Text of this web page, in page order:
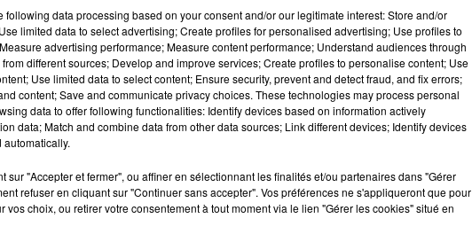
following data processing based on your consent and/or our legitimate interest: Store and/or
limited data to select advertising; Create profiles for personalised advertising; Use profiles to
advertising performance; Measure content performance; Understand audiences through
different sources; Develop and improve services; Create profiles to personalise content; Use
Use limited data to select content; Ensure security, prevent and detect fraud, and fix errors;
content; Save and communicate privacy choices. These technologies may process personal
data to offer following functionalities: Identify devices based on information actively
data; Match and combine data from other data sources; Link different devices; Identify devices
sur "Accepter et fermer", ou affiner en sélectionnant les finalités et/ou partenaires dans "Gérer
refuser en cliquant sur "Continuer sans accepter". Vos préférences ne s'appliqueront que pour
vos choix, ou retirer votre consentement à tout moment via le lien "Gérer les cookies" situé en